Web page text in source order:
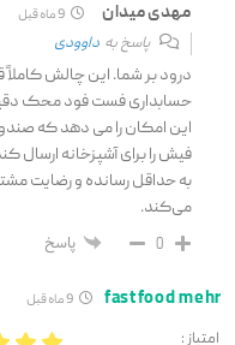
مهدی میدان
پاسخ به داوودی
درود بر شما. این چالش کاملاً
حسابداری فست فود محک
این امکان را می دهد که
فیش را برای آشپزخانه ارسال
به حداقل رسانده و رضایت
می‌کند.
0 پاسخ
fastfood mehr 9 ماه قبل
امتیاز :